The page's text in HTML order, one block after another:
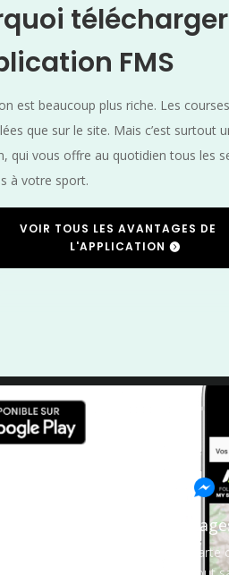
télécharger
FMS
est beaucoup plus riche. Les
que sur le site. Mais c’est surtout
qui vous offre au quotidien tous les
à votre sport.
VOIR TOUS LES AVANTAGES DE
L'APPLICATION
de FMS
tout-en-un pour les
organisateurs